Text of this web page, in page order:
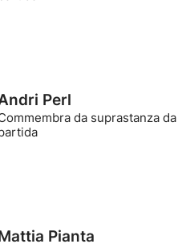
Perl
da suprastanza da
Pianta